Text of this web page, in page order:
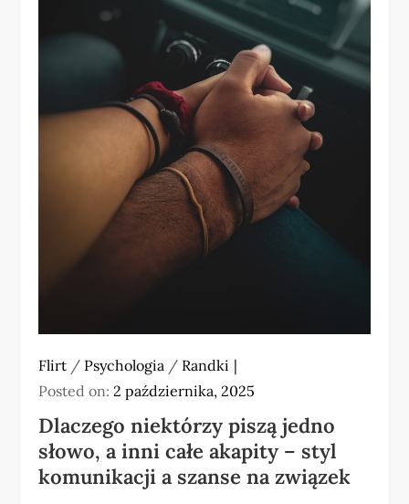
Flirt / Psychologia / Randki
Posted on:2 października, 2025
Dlaczego niektórzy piszą jedno
słowo, a inni całe akapity – styl
komunikacji a szanse na związek